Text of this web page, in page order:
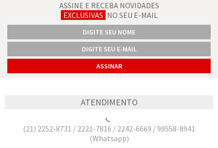
ASSINE E RECEBA NOVIDADES
EXCLUSIVAS NO SEU E-MAIL
ATENDIMENTO
(21) 2252-8731 / 2221-7816 / 2242-6669 / 99558-8941
(Whatsapp)